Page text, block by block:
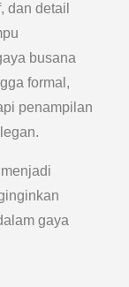
dan detail
busana
formal,
penampilan
gaya